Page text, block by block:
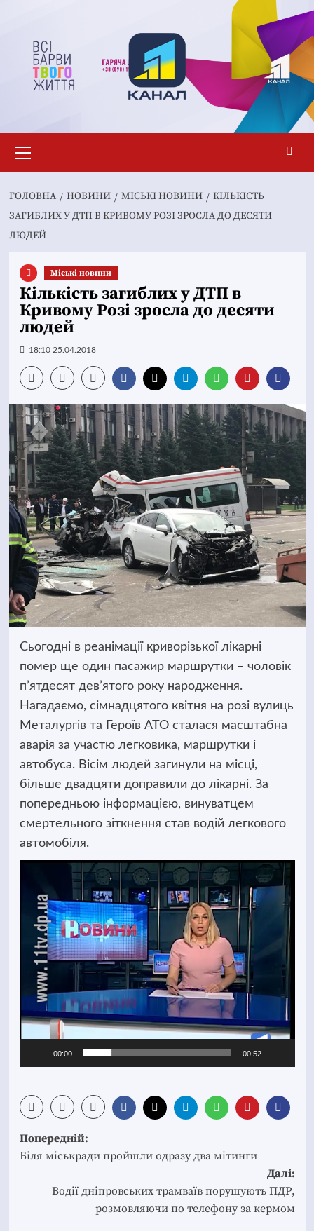
вмісту
меню
ГОЛОВНА НОВИНИ MІСЬКІ НОВИНИ
КІЛЬКІСТЬ
ЗАГИБЛИХ У ДТП В КРИВОМУ РОЗІ ЗРОСЛА ДО ДЕСЯТИ
ЛЮДЕЙ
Mіські новини
Кількість загиблих у ДТП в
Кривому Розі зросла до десяти
людей
18:10 25.04.2018
Сьогодні в реанімації криворізької лікарні
помер ще один пасажир маршрутки – чоловік
п’ятдесят дев’ятого року народження.
Нагадаємо, сімнадцятого квітня на розі вулиць
Металургів та Героїв АТО сталася масштабна
аварія за участю легковика, маршрутки і
автобуса. Вісім людей загинули на місці,
більше двадцяти доправили до лікарні. За
попередньою інформацією, винуватцем
смертельного зіткнення став водій легкового
автомобіля.
Відеопрогравач
00:00 00:52
Post
navigation
Попередній:
Біля міськради пройшли одразу два мітинги
Далі:
Водії дніпровських трамваїв порушують ПДР,
розмовляючи по телефону за кермом